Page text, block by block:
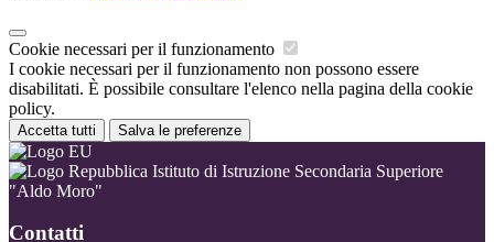
Cookie necessari per il funzionamento
I cookie necessari per il funzionamento non possono essere
disabilitati. È possibile consultare l'elenco nella pagina della cookie
policy.
Accetta tutti Salva le preferenze
Istituto di Istruzione Secondaria Superiore
"Aldo Moro"
Contatti